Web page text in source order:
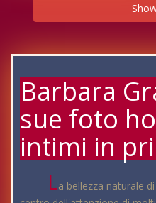
Barbara
sue foto
intimi in
La bellezza naturale